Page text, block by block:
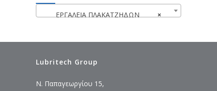
×
ΕΡΓΑΛΕΙΑ ΠΛΑΚΑΤΖΗΔΩΝ
Lubritech Group
Ν. Παπαγεωργίου 15,